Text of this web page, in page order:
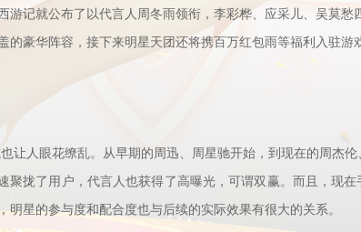
游记就公布了以代言人周冬雨领衔，李彩桦、应采儿、吴莫愁
豪华阵容，接下来明星天团还将携百万红包雨等福利入驻游
让人眼花缭乱。从早期的周迅、周星驰开始，到现在的周杰伦
聚拢了用户，代言人也获得了高曝光，可谓双赢。而且，现在
星的参与度和配合度也与后续的实际效果有很大的关系。